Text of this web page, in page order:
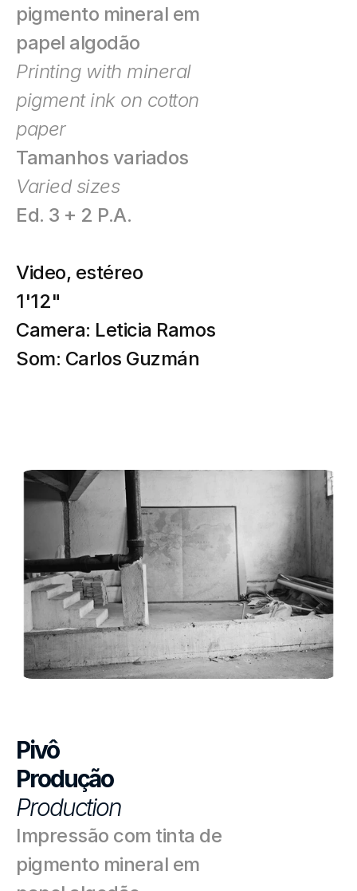
pigmento mineral em
papel algodão
Printing with mineral
pigment ink on cotton
paper
Tamanhos variados
Varied sizes
Ed. 3 + 2 P.A.
Video, estéreo
1'12"
Camera: Leticia Ramos
Som: Carlos Guzmán
Pivô
Produção
Production
Impressão com tinta de
pigmento mineral em